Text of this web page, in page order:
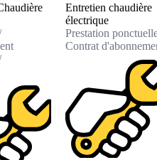
Entretien chaudière
électrique
Prestation
Contrat